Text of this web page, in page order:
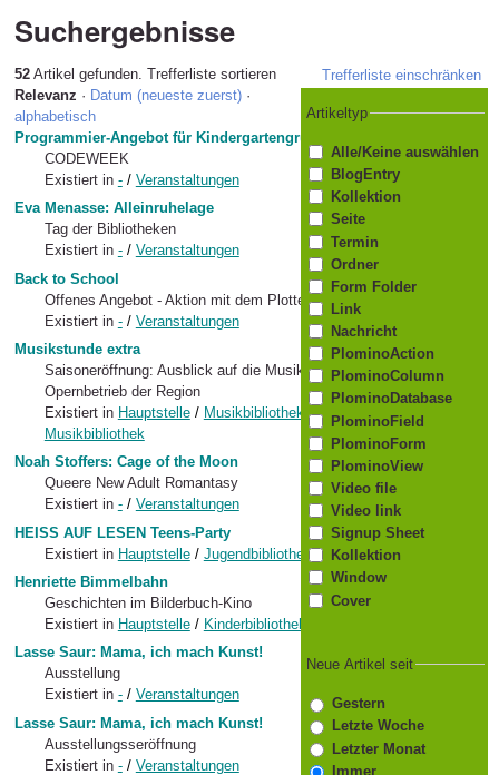
Suchergebnisse
52Artikel gefunden. Trefferliste einschränken
Artikeltyp
Alle/Keine auswählen
BlogEntry
Kollektion
Seite
Termin
Ordner
Form Folder
Link
Nachricht
PlominoAction
PlominoColumn
PlominoDatabase
PlominoField
PlominoForm
PlominoView
Video file
Video link
Signup Sheet
Kollektion
Window
Cover
Neue Artikel seit
Gestern
Letzte Woche
Letzter Monat
Immer
Trefferliste sortieren
Relevanz · Datum (neueste zuerst) ·
alphabetisch
Programmier-Angebot für Kindergartengruppen
CODEWEEK
Existiert in - / Veranstaltungen
Eva Menasse: Alleinruhelage
Tag der Bibliotheken
Existiert in - / Veranstaltungen
Back to School
Offenes Angebot - Aktion mit dem Plotter
Existiert in - / Veranstaltungen
Musikstunde extra
Saisoneröffnung: Ausblick auf die Musikprogramme im Konzert- und
Opernbetrieb der Region
Existiert in Hauptstelle / Musikbibliothek /Veranstaltungen
Musikbibliothek
Noah Stoffers: Cage of the Moon
Queere New Adult Romantasy
Existiert in - / Veranstaltungen
HEISS AUF LESEN Teens-Party
Existiert in Hauptstelle / Jugendbibliothek / Veranstaltungen
Henriette Bimmelbahn
Geschichten im Bilderbuch-Kino
Existiert in Hauptstelle / Kinderbibliothek
Lasse Saur: Mama, ich mach Kunst!
Ausstellung
Existiert in - / Veranstaltungen
Lasse Saur: Mama, ich mach Kunst!
Ausstellungsseröffnung
Existiert in - / Veranstaltungen